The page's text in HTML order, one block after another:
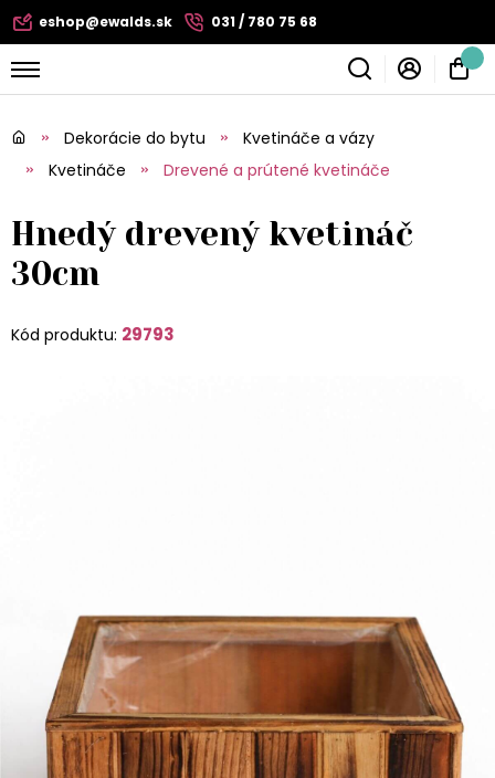
eshop@ewalds.sk 031 / 780 75 68
Dekorácie do bytu
Kvetináče a vázy
Kvetináče
Drevené a prútené kvetináče
Hnedý drevený kvetináč
30cm
Kód produktu: 29793